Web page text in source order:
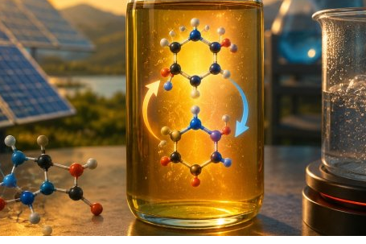
Дождевая вода с крыш
может помочь городам
переживать жару
Авг 7, 2026
Минприроды
потребовало ускорить
строительство мусорных
объектов и уборку
контейнерных площадок
Авг 7, 2026
Панамский канал вновь
ограничивает загрузку
судов из-за дефицита
пресной воды